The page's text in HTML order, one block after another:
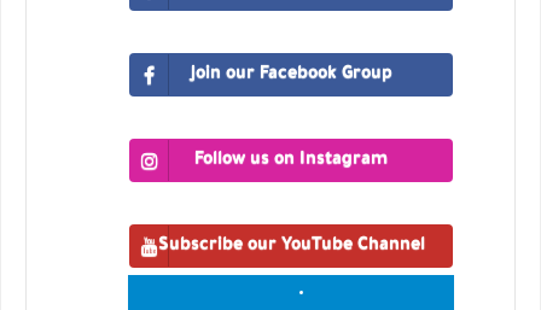
Join our Facebook Group
Follow us on Instagram
Subscribe our YouTube Channel